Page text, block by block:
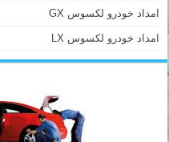
امداد خودرو لکسوس GX
امداد خودرو لکسوس LX